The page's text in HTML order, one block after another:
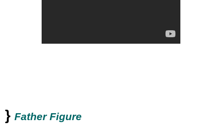
} Father Figure